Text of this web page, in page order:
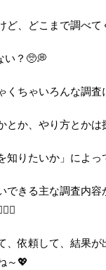
ど、どこまで調べ
い？🥺💭
ちゃいろんな調査
とか、やり方とか
知りたいか」によっ
できる主な調査内
、依頼して、結果
～💖